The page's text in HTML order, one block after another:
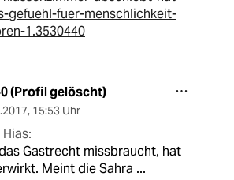
gefuehl-fuer-menschlichkeit-
1.3530440
(Profil gelöscht)
, 15:53 Uhr
Hias:
Gastrecht missbraucht, hat
Meint die Sahra ...